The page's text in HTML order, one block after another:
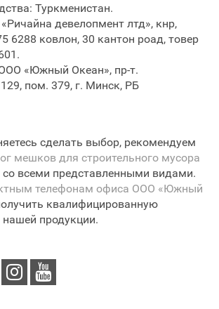
Туркменистан.
девелопмент лтд», кнр,
6288 ковлон, 30 кантон роад, товер
«Южный Океан», пр-т.
пом. 379, г. Минск, РБ
сделать выбор, рекомендуем
мешков для строительного мусора
со всеми представленными видами.
телефонам офиса ООО «Южный
квалифицированную
продукции.